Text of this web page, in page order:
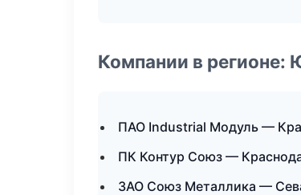
Компании в
ПАО Industrial Модуль —
ПК Контур Союз —
ЗАО Союз Металлика —